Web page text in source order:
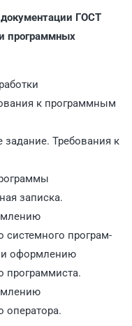
ГОСТ
программных
к программным
Требования к
записка.
системного програм­
и оформлению
программиста.
оператора.